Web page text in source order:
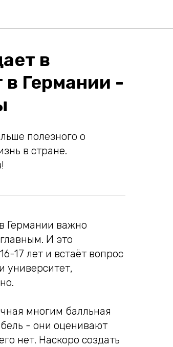
в
Германии -
полезного о
в стране.
Германии важно
И это
17 лет и встаёт вопрос
университет,
многим балльная
- они оценивают
нет. Наскоро создать